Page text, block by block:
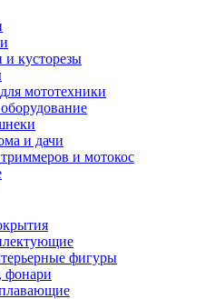
и кусторезы
мототехники
и дачи
и мотокос
фигуры
фонари